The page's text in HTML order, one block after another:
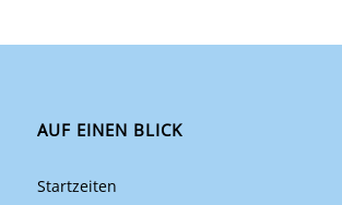
AUF EINEN BLICK
Startzeiten